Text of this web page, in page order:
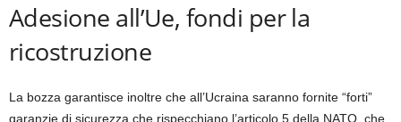
Adesione all’Ue, fondi per la
ricostruzione
La bozza garantisce inoltre che all’Ucraina saranno fornite “forti”
garanzie di sicurezza che rispecchiano l’articolo 5 della NATO, che